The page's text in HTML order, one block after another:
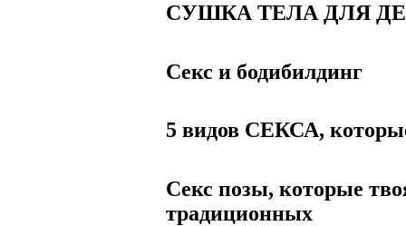
СУШКА ТЕЛА ДЛЯ
Секс и бодибилдинг
5 видов СЕКСА,
Секс позы, которые
традиционных